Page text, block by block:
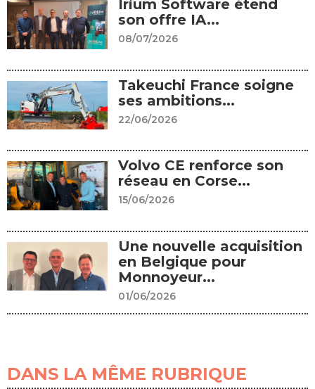
Irium Software étend
son offre IA...
08/07/2026
Takeuchi France soigne
ses ambitions...
22/06/2026
Volvo CE renforce son
réseau en Corse...
15/06/2026
Une nouvelle acquisition
en Belgique pour
Monnoyeur...
01/06/2026
DANS LA MÊME RUBRIQUE